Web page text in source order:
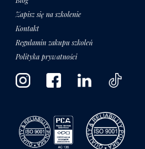
Zapisz się na szkolenie
Kontakt
Regulamin zakupu szkoleń
Polityka prywatności